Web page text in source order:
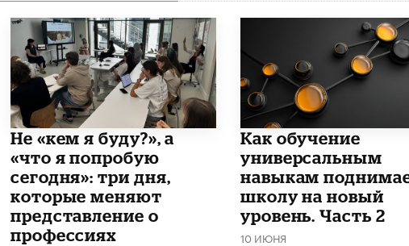
Не «кем я буду?», а
«что я попробую
сегодня»: три дня,
которые меняют
представление о
профессиях
​Как обучение
универсальным
навыкам
школу на новый
уровень. Часть 2
10 ИЮНЯ